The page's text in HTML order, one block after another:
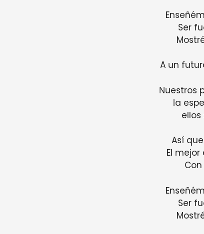
Ser
A un
Nuestros
la
Así
El
Ser